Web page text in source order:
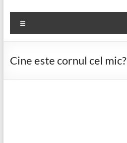
Cine este cornul cel mic?